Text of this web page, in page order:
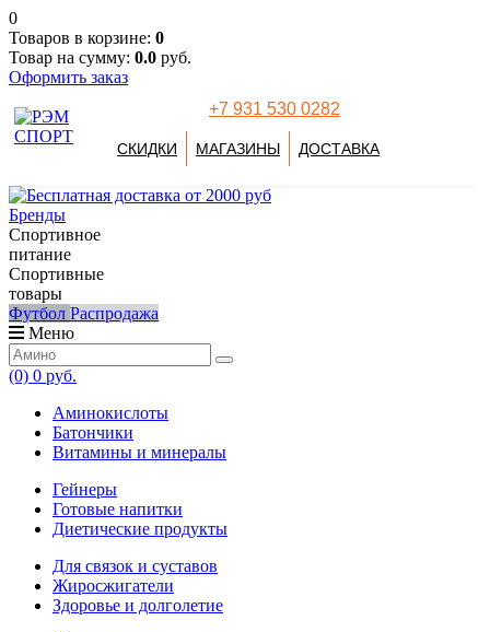
0
Товаров в корзине: 0
Товар на сумму: 0.0 руб.
Оформить заказ
+7 931 530 0282
СКИДКИ МАГАЗИНЫ ДОСТАВКА
Бренды
Спортивное
питание
Спортивные
товары
Футбол Распродажа
Меню
(0) 0 руб.
Аминокислоты
Батончики
Витамины и минералы
Гейнеры
Готовые напитки
Диетические продукты
Для связок и суставов
Жиросжигатели
Здоровье и долголетие